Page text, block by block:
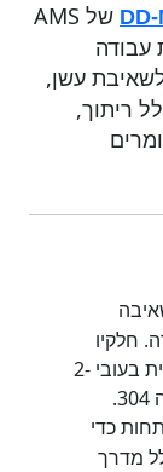
של AMS
עבודה
עשן,
ריתוך,
חלקיו
נחתכים בלייזר ומיוצרים מפלדה פחמנית בעובי 2-
כדי
מדרך